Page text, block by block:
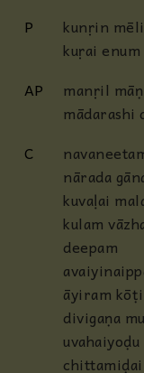
P
kunṛin
kuṛai
AP
manṛil
mādarashi
C
nārada
kuvaḷai
kulam
deepam
āyiram
divigaṇa
chittamiḍai